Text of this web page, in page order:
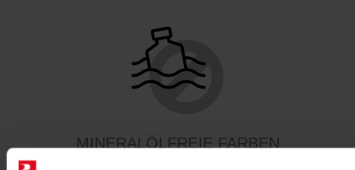
MINERALÖLFREIE FARBEN